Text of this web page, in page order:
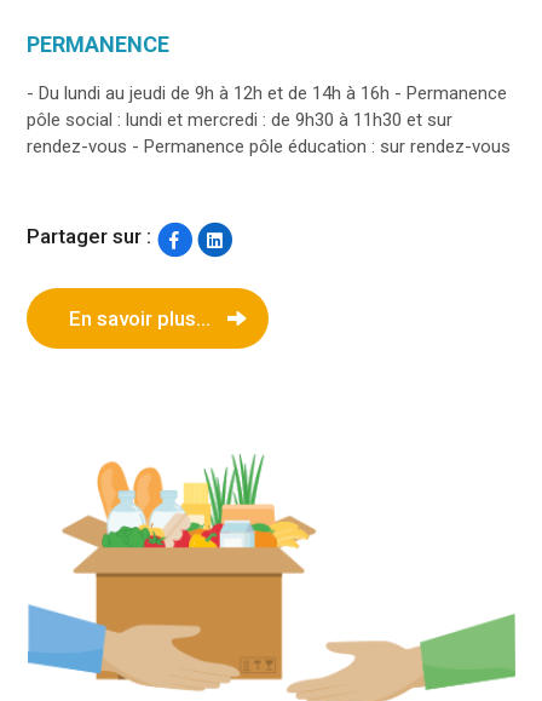
PERMANENCE
- Du lundi au jeudi de 9h à 12h et de 14h à 16h - Permanence
pôle social : lundi et mercredi : de 9h30 à 11h30 et sur
rendez-vous - Permanence pôle éducation : sur rendez-vous
Partager sur :
En savoir plus...